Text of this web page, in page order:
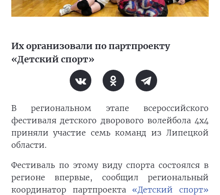
Их организовали по партпроекту
«Детский спорт»
В региональном этапе всероссийского
фестиваля детского дворового волейбола 4х4
приняли участие семь команд из Липецкой
области.
Фестиваль по этому виду спорта состоялся в
регионе впервые, сообщил региональный
координатор партпроекта «Детский спорт»